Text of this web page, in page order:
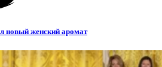
новый женский аромат